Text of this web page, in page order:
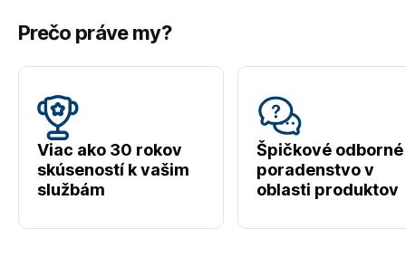
Prečo práve my?
Viac ako 30 rokov
skúseností k vašim
službám
Špičkové odborné
poradenstvo v
oblasti produktov